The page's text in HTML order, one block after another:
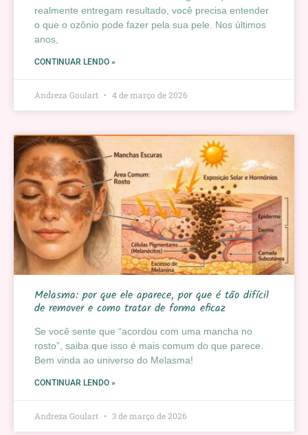
realmente entregam resultado, você precisa entender
o que o ozônio pode fazer pela sua pele. Nos últimos
anos,
CONTINUAR LENDO »
Andreza Goulart 4 de março de 2026
Melasma: por que ele aparece, por que é tão difícil
de remover e como tratar de forma eficaz
Se você sente que “acordou com uma mancha no
rosto”, saiba que isso é mais comum do que parece.
Bem vinda ao universo do Melasma!
CONTINUAR LENDO »
Andreza Goulart 3 de março de 2026